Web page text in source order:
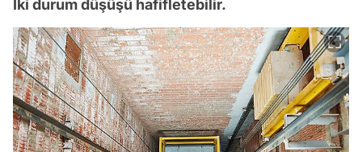
İki durum düşüşü hafifletebilir.